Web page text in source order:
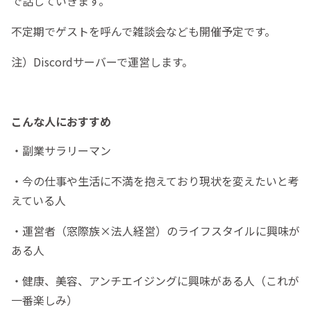
不定期でゲストを呼んで雑談会なども開催予定です。
注）Discordサーバーで運営します。
こんな人におすすめ
・副業サラリーマン
・今の仕事や生活に不満を抱えており現状を変えたいと考
えている人
・運営者（窓際族×法人経営）のライフスタイルに興味が
ある人
・健康、美容、アンチエイジングに興味がある人（これが
一番楽しみ）